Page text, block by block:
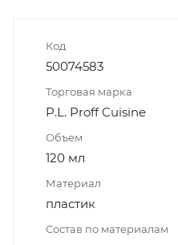
Код
50074583
Торговая марка
P.L. Proff Cuisine
Объем
120 мл
Материал
пластик
Состав по материалам